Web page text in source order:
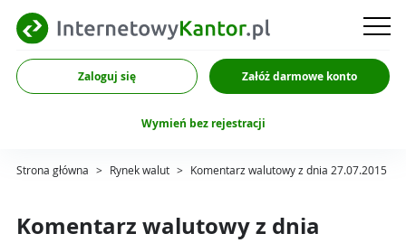
Zaloguj się Załóż darmowe konto
Wymień bez rejestracji
Strona główna > Rynek walut > Komentarz walutowy z dnia 27.07.2015
Komentarz walutowy z dnia